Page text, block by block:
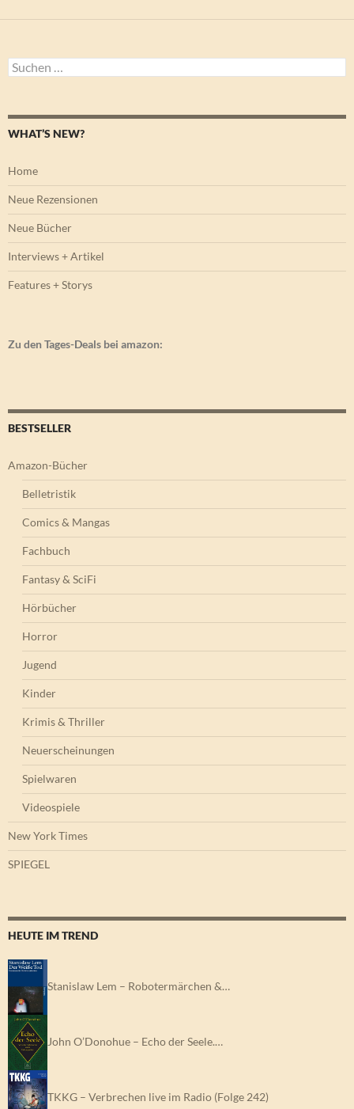
Suchen
nach:
WHAT’S NEW?
Home
Neue Rezensionen
Neue Bücher
Interviews + Artikel
Features + Storys
Zu den Tages-Deals bei amazon:
BESTSELLER
Amazon-Bücher
Belletristik
Comics & Mangas
Fachbuch
Fantasy & SciFi
Hörbücher
Horror
Jugend
Kinder
Krimis & Thriller
Neuerscheinungen
Spielwaren
Videospiele
New York Times
SPIEGEL
HEUTE IM TREND
Stanislaw Lem – Robotermärchen &…
John O’Donohue – Echo der Seele.…
TKKG – Verbrechen live im Radio (Folge 242)